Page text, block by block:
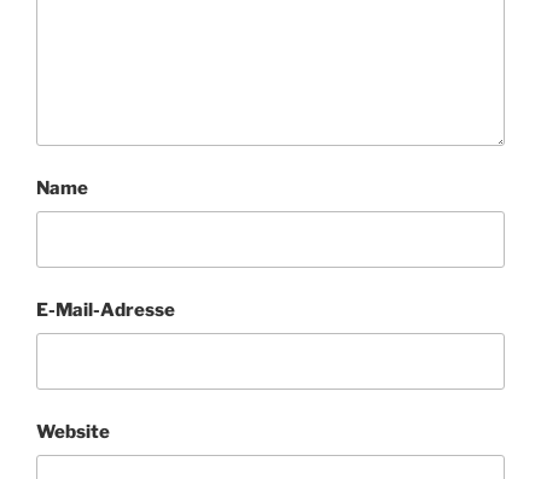
Name
E-Mail-Adresse
Website